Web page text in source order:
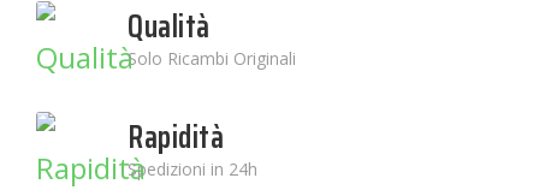
Qualità
Solo Ricambi Originali
Rapidità
Spedizioni in 24h